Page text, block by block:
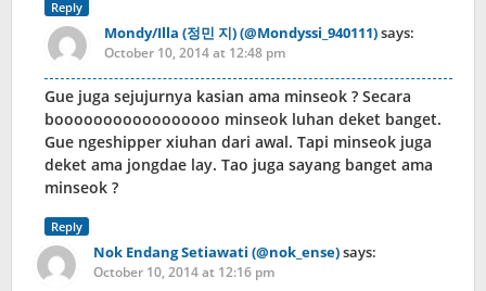
Reply
Mondy/Illa (정민 지) (@Mondyssi_940111)says:
October 10, 2014 at 12:48 pm
Gue juga sejujurnya kasian ama minseok ? Secara
booooooooooooooooo minseok luhan deket banget.
Gue ngeshipper xiuhan dari awal. Tapi minseok juga
deket ama jongdae lay. Tao juga sayang banget ama
minseok ?
Reply
Nok Endang Setiawati (@nok_ense)says:
October 10, 2014 at 12:16 pm